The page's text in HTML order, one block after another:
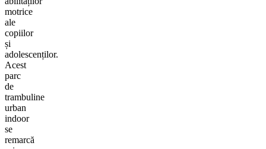
motrice
ale
copiilor
și
adolescenților.
Acest
parc
de
trambuline
urban
indoor
se
remarcă